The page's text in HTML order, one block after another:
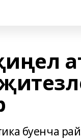
буенча